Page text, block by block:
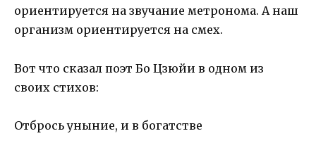
ориентируется на звучание метронома. А наш
организм ориентируется на смех.
Вот что сказал поэт Бо Цзюйи в одном из
своих стихов:
Отбрось уныние, и в богатстве